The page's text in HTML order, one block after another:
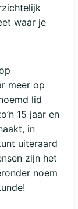
waar je
meer op
lid
15 jaar en
in
uiteraard
zijn het
noem